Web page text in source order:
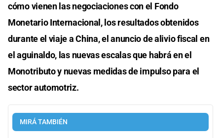
cómo vienen las negociaciones con el Fondo
Monetario Internacional, los resultados obtenidos
durante el viaje a China, el anuncio de alivio fiscal en
el aguinaldo, las nuevas escalas que habrá en el
Monotributo y nuevas medidas de impulso para el
sector automotriz.
MIRÁ TAMBIÉN